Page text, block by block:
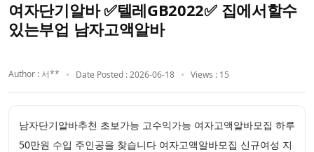
여자단기알바 ✅텔레GB2022✅ 집에서할수
있는부업 남자고액알바
Author : 서** Date Posted : 2026-06-18 Views : 15
남자단기알바추천 초보가능 고수익가능 여자고액알바모집 하루
50만원 수입 주인공을 찾습니다 여자고액알바모집 신규여성 지